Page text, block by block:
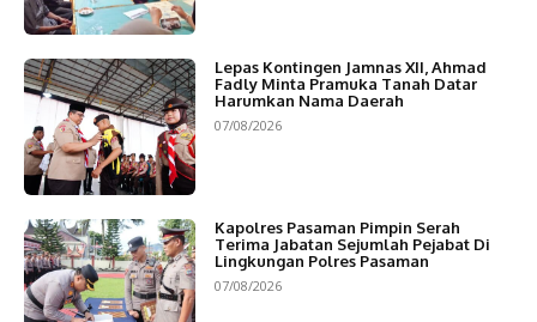
Lepas Kontingen Jamnas XII, Ahmad
Fadly Minta Pramuka Tanah Datar
Harumkan Nama Daerah
07/08/2026
Kapolres Pasaman Pimpin Serah
Terima Jabatan Sejumlah Pejabat Di
Lingkungan Polres Pasaman
07/08/2026